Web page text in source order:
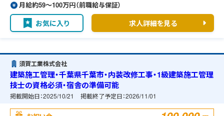
月給約59〜100万円（前職給与保証）
お気に入り 求人詳細を見る
須賀工業株式会社
建築施工管理・千葉県千葉市・内装改修工事・1級建築施工管理
技士の資格必須・宿舎の準備可能
掲載開始日：2025/10/21 掲載終了予定日：2026/11/01